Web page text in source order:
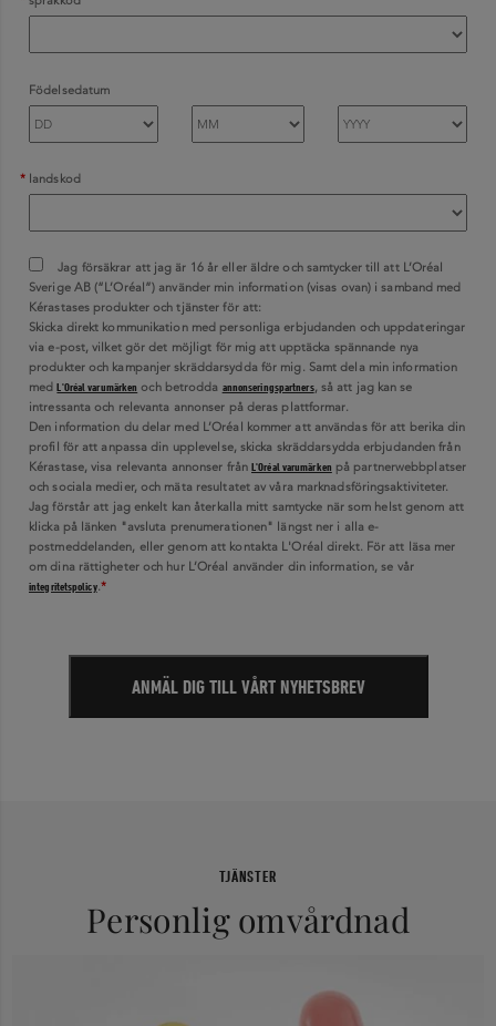
Födelsedatum
landskod
Jag försäkrar att jag är 16 år eller äldre och samtycker till att L’Oréal
Sverige AB (“L’Oréal”) använder min information (visas ovan) i samband med
Kérastases produkter och tjänster för att:
Skicka direkt kommunikation med personliga erbjudanden och uppdateringar
via e-post, vilket gör det möjligt för mig att upptäcka spännande nya
produkter och kampanjer skräddarsydda för mig. Samt dela min information
medL'Oréal varumärken och betrodda annonseringspartners, så att jag kan se
intressanta och relevanta annonser på deras plattformar.
Den information du delar med L’Oréal kommer att användas för att berika din
profil för att anpassa din upplevelse, skicka skräddarsydda erbjudanden från
Kérastase, visa relevanta annonser frånL'Oréal varumärken på partnerwebbplatser
och sociala medier, och mäta resultatet av våra marknadsföringsaktiviteter.
Jag förstår att jag enkelt kan återkalla mitt samtycke när som helst genom att
klicka på länken "avsluta prenumerationen" längst ner i alla e-
postmeddelanden, eller genom att kontakta L'Oréal direkt. För att läsa mer
om dina rättigheter och hur L’Oréal använder din information, se vår
integritetspolicy.
TJÄNSTER
Personlig omvårdnad